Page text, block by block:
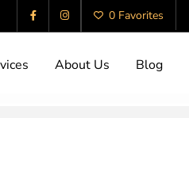
0 Favorites
About Us Blog